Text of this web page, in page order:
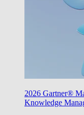
2026 Gartner®
Knowledge